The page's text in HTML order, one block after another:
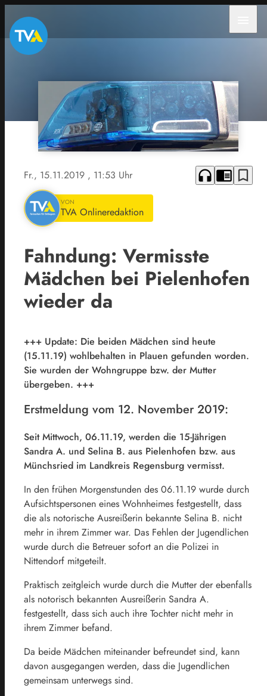
Fr., 15.11.2019 , 11:53 Uhr headphones chrome_reader_mode bookmark_border
VON
TVA Onlineredaktion
Fahndung: Vermisste
Mädchen bei Pielenhofen
wieder da
+++ Update: Die beiden Mädchen sind heute
(15.11.19) wohlbehalten in Plauen gefunden worden.
Sie wurden der Wohngruppe bzw. der Mutter
übergeben. +++
Erstmeldung vom 12. November 2019:
Seit Mittwoch, 06.11.19, werden die 15-Jährigen
Sandra A. und Selina B. aus Pielenhofen bzw. aus
Münchsried im Landkreis Regensburg vermisst.
In den frühen Morgenstunden des 06.11.19 wurde durch
Aufsichtspersonen eines Wohnheimes festgestellt, dass
die als notorische Ausreißerin bekannte Selina B. nicht
mehr in ihrem Zimmer war. Das Fehlen der Jugendlichen
wurde durch die Betreuer sofort an die Polizei in
Nittendorf mitgeteilt.
Praktisch zeitgleich wurde durch die Mutter der ebenfalls
als notorisch bekannten Ausreißerin Sandra A.
festgestellt, dass sich auch ihre Tochter nicht mehr in
ihrem Zimmer befand.
Da beide Mädchen miteinander befreundet sind, kann
davon ausgegangen werden, dass die Jugendlichen
gemeinsam unterwegs sind.